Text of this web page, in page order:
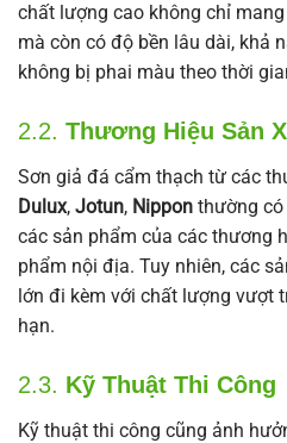
chất lượng cao không chỉ
mà còn có độ bền lâu dài, khả
không bị phai màu theo thời
2.2. Thương Hiệu Sản
Sơn giả đá cẩm thạch từ các
Dulux, Jotun, Nippon thường
các sản phẩm của các thương
phẩm nội địa. Tuy nhiên, các
lớn đi kèm với chất lượng vượt
hạn.
2.3. Kỹ Thuật Thi Công
Kỹ thuật thi công cũng ảnh